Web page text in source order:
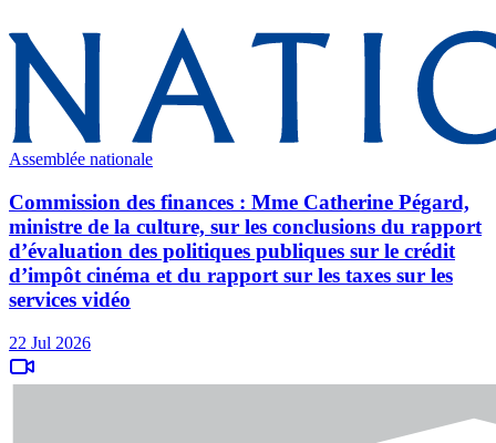
Assemblée nationale
Commission des finances : Mme Catherine Pégard,
ministre de la culture, sur les conclusions du rapport
d’évaluation des politiques publiques sur le crédit
d’impôt cinéma et du rapport sur les taxes sur les
services vidéo
22 Jul 2026